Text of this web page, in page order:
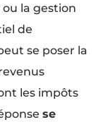
la gestion
de
se poser la
les impôts
se